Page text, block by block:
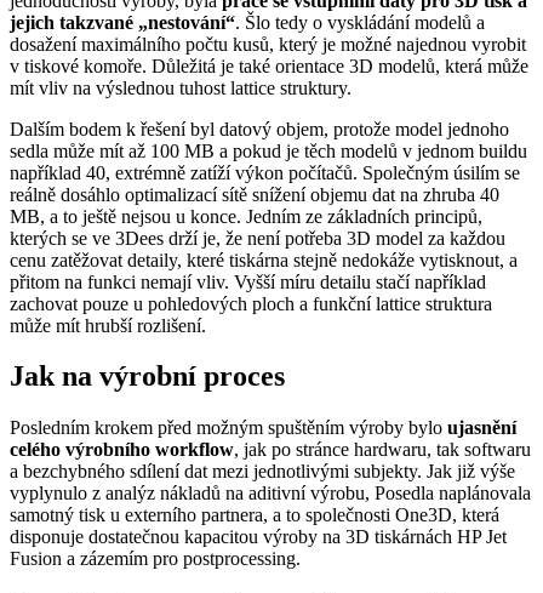
jejich takzvané „nestování“. Šlo tedy o vyskládání modelů a
dosažení maximálního počtu kusů, který je možné najednou vyrobit
v tiskové komoře. Důležitá je také orientace 3D modelů, která může
mít vliv na výslednou tuhost lattice struktury.
Dalším bodem k řešení byl datový objem, protože model jednoho
sedla může mít až 100 MB a pokud je těch modelů v jednom buildu
například 40, extrémně zatíží výkon počítačů. Společným úsilím se
reálně dosáhlo optimalizací sítě snížení objemu dat na zhruba 40
MB, a to ještě nejsou u konce. Jedním ze základních principů,
kterých se ve 3Dees drží je, že není potřeba 3D model za každou
cenu zatěžovat detaily, které tiskárna stejně nedokáže vytisknout, a
přitom na funkci nemají vliv. Vyšší míru detailu stačí například
zachovat pouze u pohledových ploch a funkční lattice struktura
může mít hrubší rozlišení.
Jak na výrobní proces
Posledním krokem před možným spuštěním výroby bylo ujasnění
celého výrobního workflow, jak po stránce hardwaru, tak softwaru
a bezchybného sdílení dat mezi jednotlivými subjekty. Jak již výše
vyplynulo z analýz nákladů na aditivní výrobu, Posedla naplánovala
samotný tisk u externího partnera, a to společnosti One3D, která
disponuje dostatečnou kapacitou výroby na 3D tiskárnách HP Jet
Fusion a zázemím pro postprocessing.